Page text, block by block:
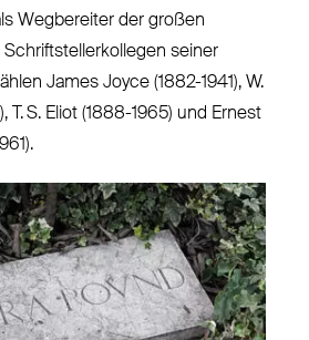
Wegbereiter der großen
seiner
James Joyce (1882-1941), W.
T. S. Eliot (1888-1965) und Ernest